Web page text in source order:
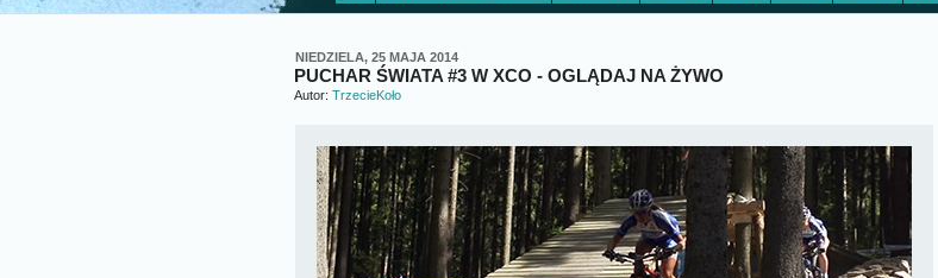
NIEDZIELA, 25 MAJA 2014
PUCHAR ŚWIATA #3 W XCO - OGLĄDAJ NA ŻYWO
Autor: TrzecieKoło